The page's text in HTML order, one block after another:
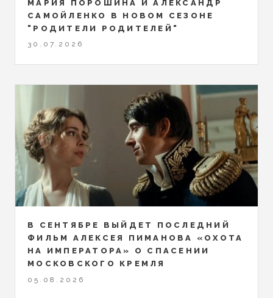
МАРИЯ ПОРОШИНА И АЛЕКСАНДР
САМОЙЛЕНКО В НОВОМ СЕЗОНЕ
"РОДИТЕЛИ РОДИТЕЛЕЙ"
30.07.2026
В СЕНТЯБРЕ ВЫЙДЕТ ПОСЛЕДНИЙ
ФИЛЬМ АЛЕКСЕЯ ПИМАНОВА «ОХОТА
НА ИМПЕРАТОРА» О СПАСЕНИИ
МОСКОВСКОГО КРЕМЛЯ
05.08.2026